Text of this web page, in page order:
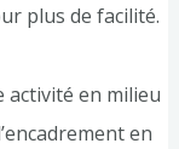
plus de facilité.
en milieu
en